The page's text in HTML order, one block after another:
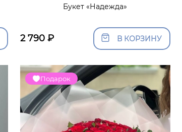
Букет «Надежда»
2 790₽ В КОРЗИНУ
Подарок